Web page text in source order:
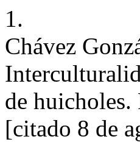
1.
Chávez
de
[citado 8 de